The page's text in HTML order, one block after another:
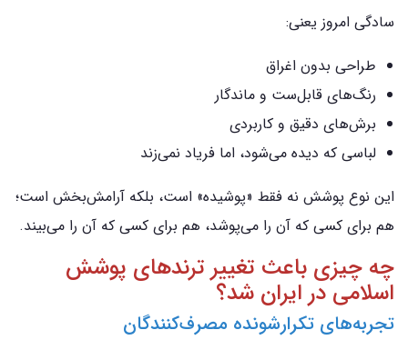
سادگی امروز یعنی:
طراحی بدون اغراق
رنگ‌های قابل‌ست و ماندگار
برش‌های دقیق و کاربردی
لباسی که دیده می‌شود، اما فریاد نمی‌زند
این نوع پوشش نه فقط «پوشیده» است، بلکه آرامش‌بخش است؛
هم برای کسی که آن را می‌پوشد، هم برای کسی که آن را می‌بیند.
چه چیزی باعث تغییر ترندهای پوشش
اسلامی در ایران شد؟
تجربه‌های تکرارشونده مصرف‌کنندگان